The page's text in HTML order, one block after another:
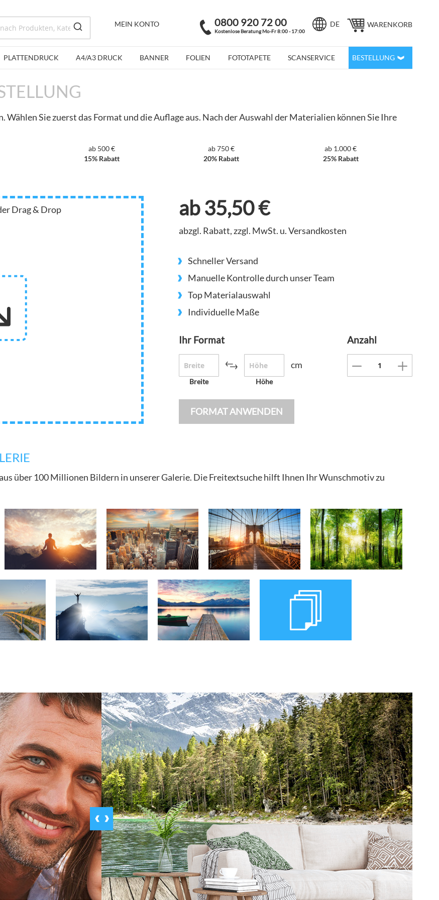
MEIN KONTO 0800 920 72 00
Kostenlose Beratung Mo-Fr 8:00 - 17:00
SpracheDE WARENKORB
PLATTENDRUCK A4/A3 DRUCK BANNER FOLIEN FOTOTAPETE SCANSERVICE BESTELLUNG
Wählen Sie zuerst das Format und die Auflage aus. Nach der Auswahl der Materialien können Sie Ihre
ab 500 €
15% Rabatt
ab 750 €
20% Rabatt
ab 1.000 €
25% Rabatt
Drag & Drop ab35,50 €
abzgl. Rabatt, zzgl. MwSt. u. Versandkosten
Schneller Versand
Manuelle Kontrolle durch unser Team
Top Materialauswahl
Individuelle Maße
Ihr Format
Breite Höhe
cm
Anzahl
FORMAT ANWENDEN
aus über 100 Millionen Bildern in unserer Galerie. Die Freitextsuche hilft Ihnen Ihr Wunschmotiv zu